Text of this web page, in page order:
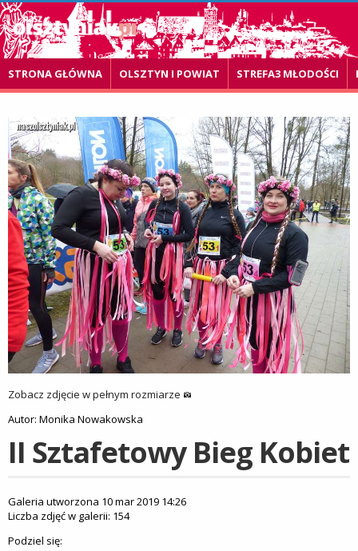
STRONA GŁÓWNA OLSZTYN I POWIAT STREFA3 MŁODOŚCI
Zobacz zdjęcie w pełnym rozmiarze
Autor: Monika Nowakowska
II Sztafetowy Bieg Kobiet
Galeria utworzona 10 mar 2019 14:26
Liczba zdjęć w galerii: 154
Podziel się: